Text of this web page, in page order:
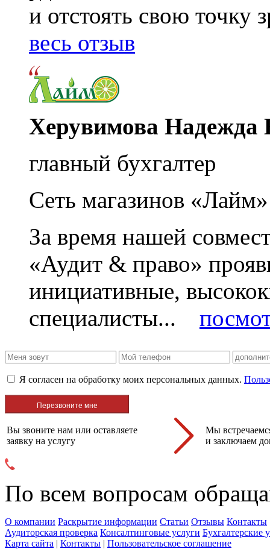
и отстоять свою
весь отзыв
Херувимова Надежда
главный бухгалтер
Сеть магазинов «Лайм»
За время нашей
«Аудит & право»
инициативные,
специалисты...
Я согласен на обработку моих персональных данных.
Вы звоните нам или оставляете
заявку на услугу
Мы
и заключаем
По всем вопросам
О компании Раскрытие информации Статьи Отзывы Контакты
Аудиторская проверка Консалтинговые услуги Бухгалтерские
Карта сайта | Контакты | Пользовательское соглашение